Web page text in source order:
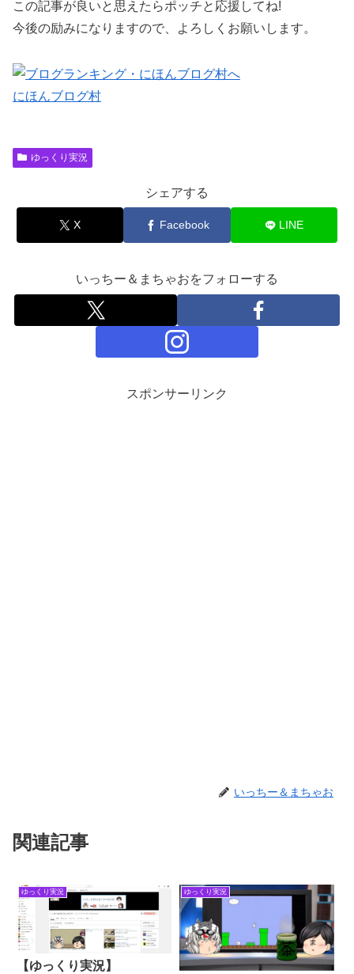
この記事が良いと思えたらポッチと応援してね!
今後の励みになりますので、よろしくお願いします。
にほんブログ村
ゆっくり実況
シェアする
X Facebook LINE
いっちー＆まちゃおをフォローする
スポンサーリンク
いっちー＆まちゃお
関連記事
ゆっくり実況
【ゆっくり実況】
ゆっくり実況